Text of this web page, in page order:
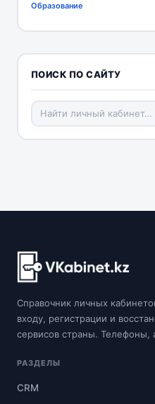
Образование
ПОИСК ПО САЙТУ
Справочник личных
входу, регистрации и
сервисов страны. Телефоны,
РАЗДЕЛЫ
CRM